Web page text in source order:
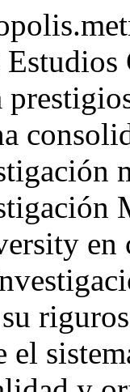
en
el